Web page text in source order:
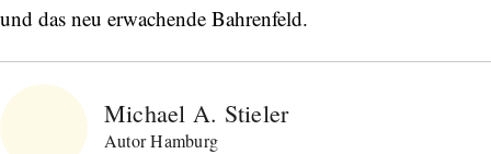
und das neu erwachende Bahrenfeld.
Michael A. Stieler
Autor Hamburg